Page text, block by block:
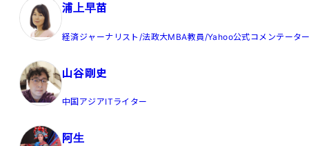
浦上早苗
経済ジャーナリスト/法政大MBA教員/Yahoo公式コメンテータ
山谷剛史
中国アジアITライター
阿生